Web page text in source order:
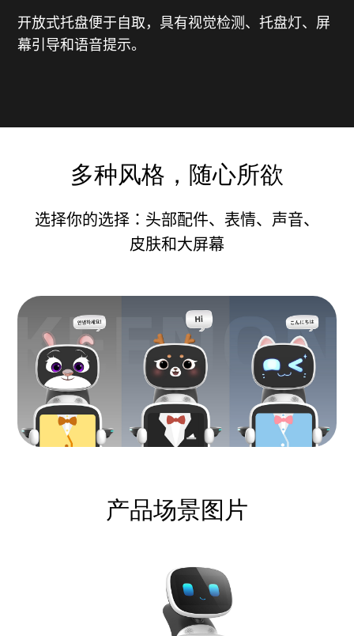
开放式托盘便于自取，具有视觉检测、托盘灯、屏
幕引导和语音提示。
多种风格，随心所欲
选择你的选择：头部配件、表情、声音、
皮肤和大屏幕
产品场景图片